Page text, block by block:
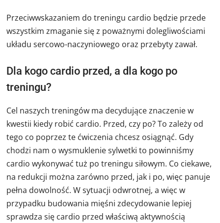
Przeciwwskazaniem do treningu cardio będzie przede
wszystkim zmaganie się z poważnymi dolegliwościami
układu sercowo-naczyniowego oraz przebyty zawał.
Dla kogo cardio przed, a dla kogo po
treningu?
Cel naszych treningów ma decydujące znaczenie w
kwestii kiedy robić cardio. Przed, czy po? To zależy od
tego co poprzez te ćwiczenia chcesz osiągnąć. Gdy
chodzi nam o wysmuklenie sylwetki to powinniśmy
cardio wykonywać tuż po treningu siłowym. Co ciekawe,
na redukcji można zarówno przed, jak i po, więc panuje
pełna dowolność. W sytuacji odwrotnej, a więc w
przypadku budowania mięśni zdecydowanie lepiej
sprawdza się cardio przed właściwą aktywnością